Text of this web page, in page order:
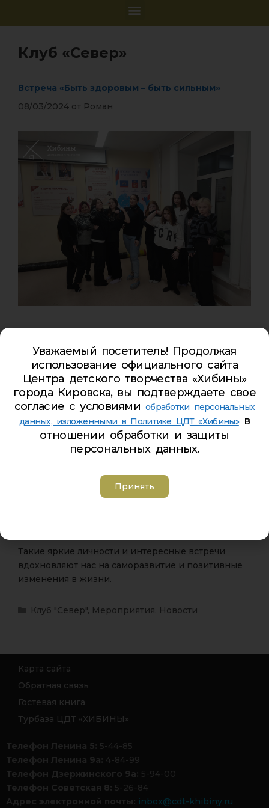
Клуб «Север»
Встреча «Быть здоровым – быть сильным»
08/03/2024 от Роман
творчества «Хибины»на базеКлуба
«Север»состоялась классная встреча «Быть
здоровым – быть сильным», приуроченная к
Международному Дню иммунитета.
В гостях у обучающихся Центра была 2-я вице-
мисс Всероссийского фестиваля туризма и
красоты, волонтер олимпиады 2014 года – Яна
Врачева, спортсменка, красотка и просто
Яна обсудила с ребятами важность поддержания
Такие яркие личности и интересные встречи
вдохновляют нас на саморазвитие и позитивные
изменения в жизни.
Клуб "Север", Мероприятия, Новости
Карта сайта
Обратная связь
Гостевая книга
Турбаза ЦДТ «ХИБИНЫ»
Телефон Ленина 5: 5-44-85
Телефон Ленина 9а: 4-84-99
Телефон Дзержинского 9а: 5-94-00
Телефон Советская 8: 5-26-84
Адрес электронной почты: inbox@cdt-khibiny.ru
Уважаемый посетитель! Продолжая
использование официального сайта
Центра детского творчества «Хибины»
города Кировска, вы подтверждаете свое
согласие с условиями обработки персональных
данных, изложенными в Политике ЦДТ «Хибины»в
отношении обработки и защиты
персональных данных.
Принять